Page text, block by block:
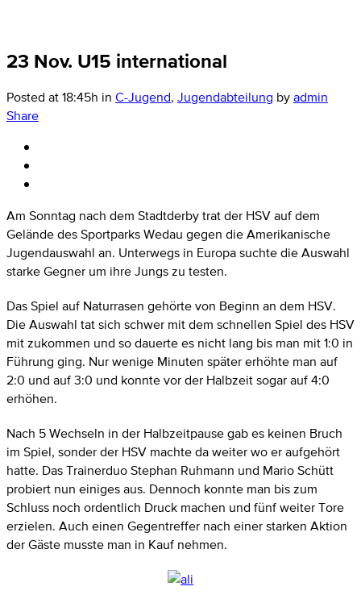
23 Nov. U15 international
Posted at 18:45h in C-Jugend, Jugendabteilung byadmin
Share
Am Sonntag nach dem Stadtderby trat der HSV auf dem
Gelände des Sportparks Wedau gegen die Amerikanische
Jugendauswahl an. Unterwegs in Europa suchte die Auswahl
starke Gegner um ihre Jungs zu testen.
Das Spiel auf Naturrasen gehörte von Beginn an dem HSV.
Die Auswahl tat sich schwer mit dem schnellen Spiel des HSV
mit zukommen und so dauerte es nicht lang bis man mit 1:0 in
Führung ging. Nur wenige Minuten später erhöhte man auf
2:0 und auf 3:0 und konnte vor der Halbzeit sogar auf 4:0
erhöhen.
Nach 5 Wechseln in der Halbzeitpause gab es keinen Bruch
im Spiel, sonder der HSV machte da weiter wo er aufgehört
hatte. Das Trainerduo Stephan Ruhmann und Mario Schütt
probiert nun einiges aus. Dennoch konnte man bis zum
Schluss noch ordentlich Druck machen und fünf weiter Tore
erzielen. Auch einen Gegentreffer nach einer starken Aktion
der Gäste musste man in Kauf nehmen.